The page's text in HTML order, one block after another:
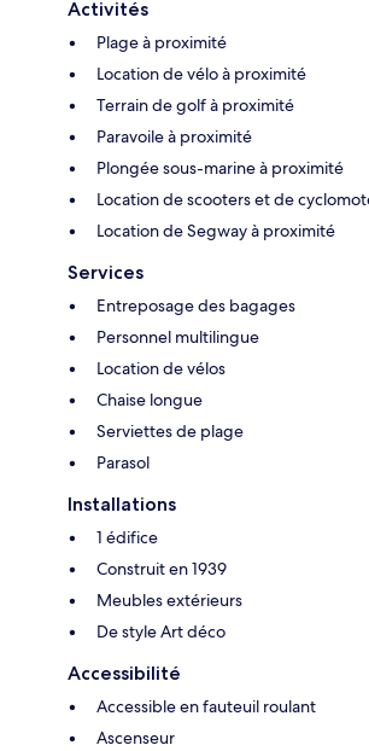
Activités
Plage à proximité
Location de vélo à proximité
Terrain de golf à proximité
Paravoile à proximité
Plongée sous-marine à proximité
Location de scooters et de
Location de Segway à proximité
Services
Entreposage des bagages
Personnel multilingue
Location de vélos
Chaise longue
Serviettes de plage
Parasol
Installations
1 édifice
Construit en 1939
Meubles extérieurs
De style Art déco
Accessibilité
Accessible en fauteuil roulant
Ascenseur